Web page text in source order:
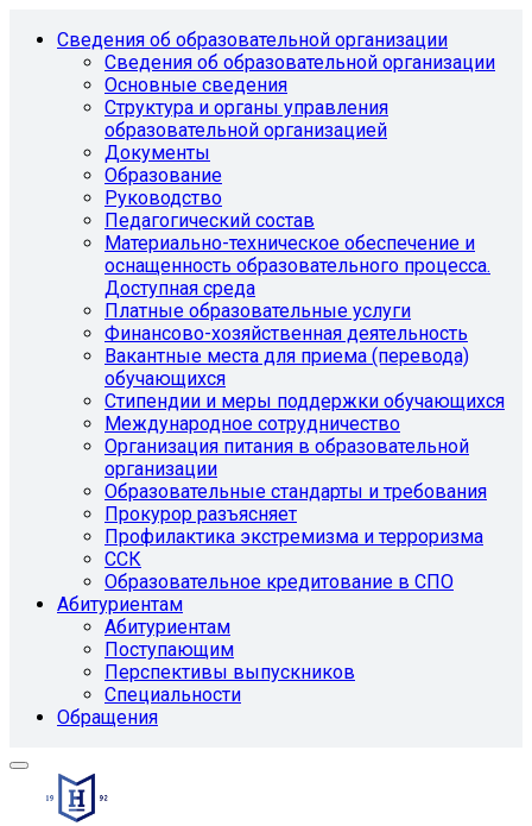
Сведения об образовательной организации
Сведения об образовательной организации
Основные сведения
Структура и органы управления
образовательной организацией
Документы
Образование
Руководство
Педагогический состав
Материально-техническое обеспечение и
оснащенность образовательного процесса.
Доступная среда
Платные образовательные услуги
Финансово-хозяйственная деятельность
Вакантные места для приема (перевода)
обучающихся
Стипендии и меры поддержки обучающихся
Международное сотрудничество
Организация питания в образовательной
организации
Образовательные стандарты и требования
Прокурор разъясняет
Профилактика экстремизма и терроризма
ССК
Образовательное кредитование в СПО
Абитуриентам
Абитуриентам
Поступающим
Перспективы выпускников
Специальности
Обращения